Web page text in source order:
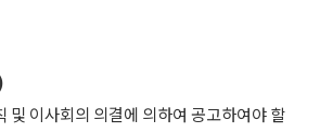
및 이사회의 의결에 의하여 공고하여야 할